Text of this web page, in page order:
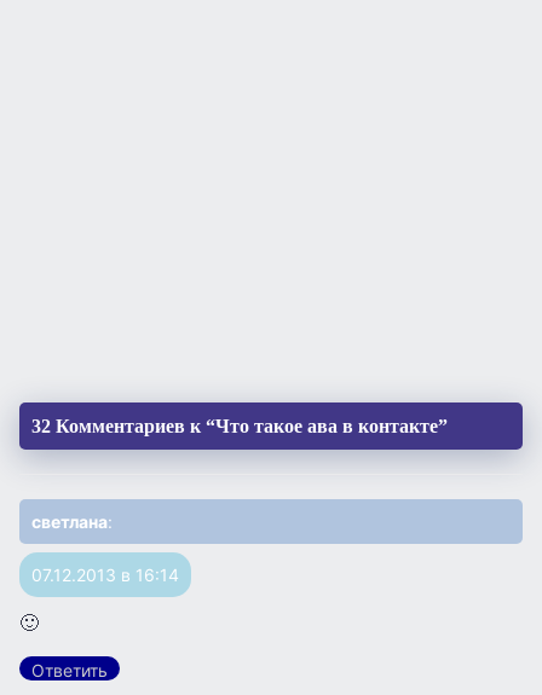
32 Комментариев к “Что такое ава в контакте”
светлана:
07.12.2013 в 16:14
🙂
Ответить